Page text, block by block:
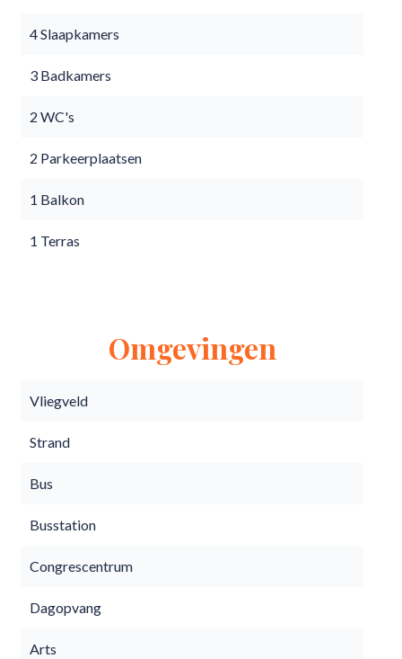
4 Slaapkamers
3 Badkamers
2 WC's
2 Parkeerplaatsen
1 Balkon
1 Terras
Omgevingen
Vliegveld
Strand
Bus
Busstation
Congrescentrum
Dagopvang
Arts